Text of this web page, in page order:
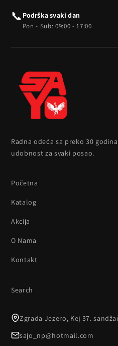
📞 Podrška svaki dan
Pon - Sub: 09:00 - 17:00
Radna odeća sa preko 30
udobnost za svaki posao.
Početna
Katalog
Akcija
O Nama
Kontakt
Search
Zgrada Jezero, Kej 37.
sajo_np@hotmail.com